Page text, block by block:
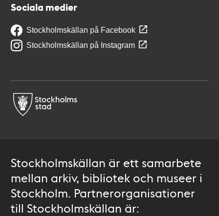
Sociala medier
Stockholmskällan på Facebook
Stockholmskällan på Instagram
Stockholmskällan är ett samarbete
mellan arkiv, bibliotek och museer i
Stockholm. Partnerorganisationer
till Stockholmskällan är: